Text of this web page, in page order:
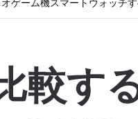
ゲーム機スマートウォッチ
較す